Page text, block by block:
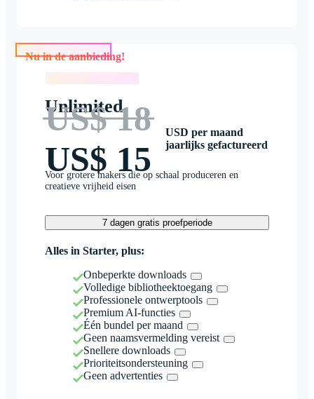
Nu in de aanbieding!
Unlimited
US$ 18
US$ 15
USD per maand
jaarlijks gefactureerd
Voor grotere makers die op schaal produceren en
creatieve vrijheid eisen
7 dagen gratis proefperiode
Alles in Starter, plus:
Onbeperkte downloads
Volledige bibliotheektoegang
Professionele ontwerptools
Premium AI-functies
Één bundel per maand
Geen naamsvermelding vereist
Snellere downloads
Prioriteitsondersteuning
Geen advertenties